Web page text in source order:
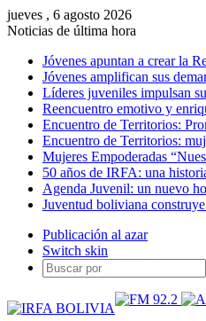
jueves , 6 agosto 2026
Noticias de última hora
Jóvenes apuntan a crear la
Jóvenes amplifican sus
Líderes juveniles impulsan
Reencuentro emotivo y
Encuentro de Territorios:
Encuentro de Territorios:
Mujeres Empoderadas
50 años de IRFA: una
Agenda Juvenil: un nuevo
Juventud boliviana
Publicación al azar
Switch skin